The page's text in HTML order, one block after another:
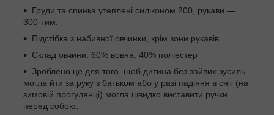
Груди та спинка утеплені силіконом 200, рукави —
300-тим.
Підстібка з набивної овчинки, крім зони рукавів.
Склад овчини: 60% вовна, 40% поліестер
Зроблено це для того, щоб дитина без зайвих зусиль
могла йти за руку з батьком або у разі падіння в сніг (на
зимовій прогулянці) могла швидко виставити ручки
перед собою.